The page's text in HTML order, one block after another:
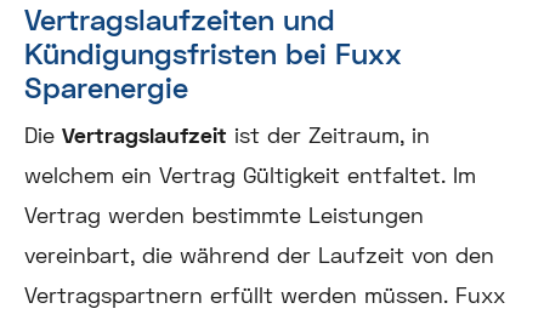
Vertragslaufzeiten und
Kündigungsfristen bei Fuxx
Sparenergie
Die Vertragslaufzeit ist der Zeitraum, in
welchem ein Vertrag Gültigkeit entfaltet. Im
Vertrag werden bestimmte Leistungen
vereinbart, die während der Laufzeit von den
Vertragspartnern erfüllt werden müssen. Fuxx